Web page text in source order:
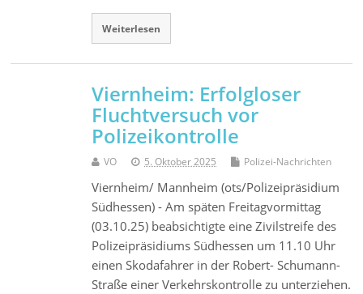
Weiterlesen
Viernheim: Erfolgloser
Fluchtversuch vor
Polizeikontrolle
VO 5. Oktober 2025 Polizei-Nachrichten
Viernheim/ Mannheim (ots/Polizeipräsidium
Südhessen) - Am späten Freitagvormittag
(03.10.25) beabsichtigte eine Zivilstreife des
Polizeipräsidiums Südhessen um 11.10 Uhr
einen Skodafahrer in der Robert- Schumann-
Straße einer Verkehrskontrolle zu unterziehen.